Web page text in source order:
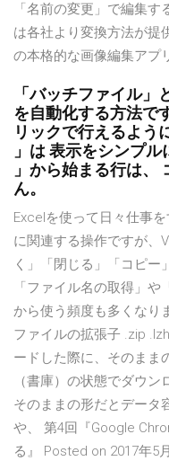
「名前の変更」で編集
は各社より変換方法が提
の本格的な画像編集アプ
「バッチファイル
を自動化する方法で
リックで行えるよう
」は 表示をシンプル
」から始まる行は、
ん。
Excelを使って日々仕事
に関連する操作ですが、
く」「閉じる」「コピー
「ファイル名の取得」
から使う頻度も多くなり
ファイルの拡張子 .zip
ードした際に、そのまま
（書庫）の状態でダウン
そのままの形だとデータ
や、 第4回『Google
る』 Posted on 2017年5